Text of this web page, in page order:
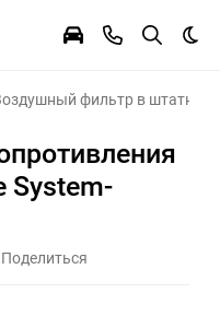
фильтр в штатное
System-
Поделиться